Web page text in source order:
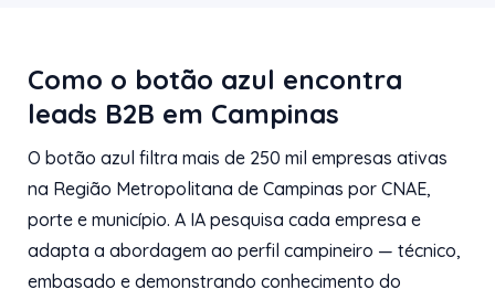
Como o botão azul encontra
leads B2B em Campinas
O botão azul filtra mais de 250 mil empresas ativas
na Região Metropolitana de Campinas por CNAE,
porte e município. A IA pesquisa cada empresa e
adapta a abordagem ao perfil campineiro — técnico,
embasado e demonstrando conhecimento do